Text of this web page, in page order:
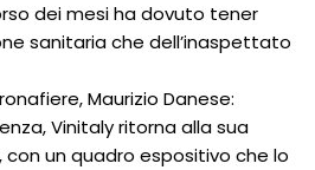
dei mesi ha dovuto tener
sanitaria che dell’inaspettato
Maurizio Danese:
Vinitaly ritorna alla sua
un quadro espositivo che lo